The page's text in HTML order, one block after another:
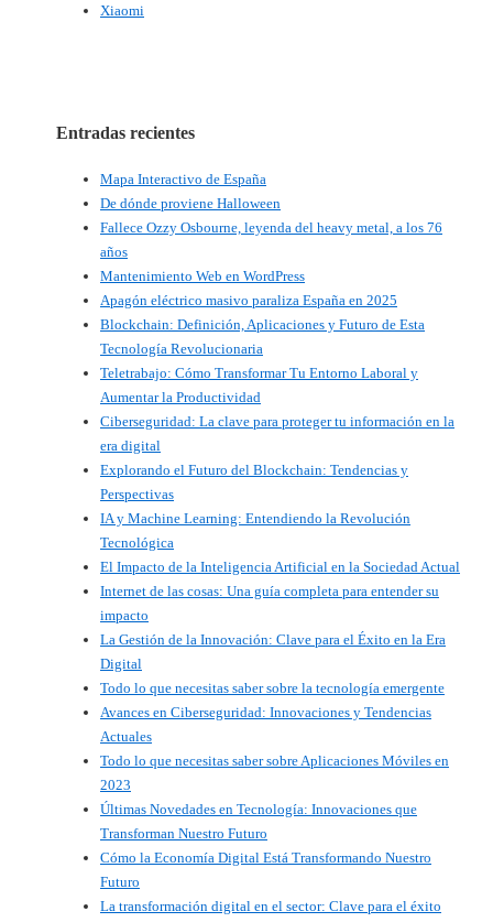
Xiaomi
Entradas recientes
Mapa Interactivo de España
De dónde proviene Halloween
Fallece Ozzy Osbourne, leyenda del heavy metal, a los 76
años
Mantenimiento Web en WordPress
Apagón eléctrico masivo paraliza España en 2025
Blockchain: Definición, Aplicaciones y Futuro de Esta
Tecnología Revolucionaria
Teletrabajo: Cómo Transformar Tu Entorno Laboral y
Aumentar la Productividad
Ciberseguridad: La clave para proteger tu información en la
era digital
Explorando el Futuro del Blockchain: Tendencias y
Perspectivas
IA y Machine Learning: Entendiendo la Revolución
Tecnológica
El Impacto de la Inteligencia Artificial en la Sociedad Actual
Internet de las cosas: Una guía completa para entender su
impacto
La Gestión de la Innovación: Clave para el Éxito en la Era
Digital
Todo lo que necesitas saber sobre la tecnología emergente
Avances en Ciberseguridad: Innovaciones y Tendencias
Actuales
Todo lo que necesitas saber sobre Aplicaciones Móviles en
2023
Últimas Novedades en Tecnología: Innovaciones que
Transforman Nuestro Futuro
Cómo la Economía Digital Está Transformando Nuestro
Futuro
La transformación digital en el sector: Clave para el éxito